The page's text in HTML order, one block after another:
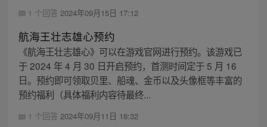
1 个回答 2024年09月15日 17:12
航海王壮志雄心预约
《航海王壮志雄心》可以在游戏官网进行预约。该游戏已
于 2024 年 4 月 30 日开启预约，首测时间定于 5 月 16
日。预约即可领取贝里、船魂、金币以及头像框等丰富的
预约福利（具体福利内容待最终...
1 个回答 2024年09月11日 18:32